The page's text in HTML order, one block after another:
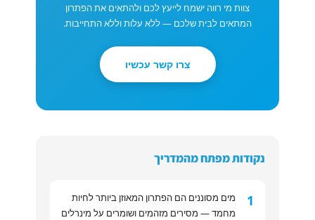
צוות מי רווה ישמח לייעץ לכם ולהתאים את הפתרון
המתאים לבית שלכם — ללא עלות וללא התחייבות.
צרו קשר עכשיו
נקודות מפתח מהמדריך
1
מים מסוננים הם הפתרון המאוזן ביותר לחיות
מחמד — מסירים מזהמים ושומרים על מינרלים